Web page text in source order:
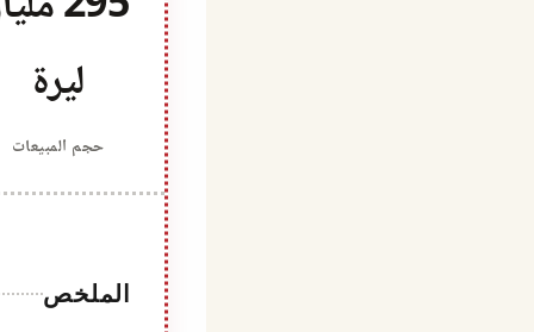
ليرة
حجم المبيعات
الملخص